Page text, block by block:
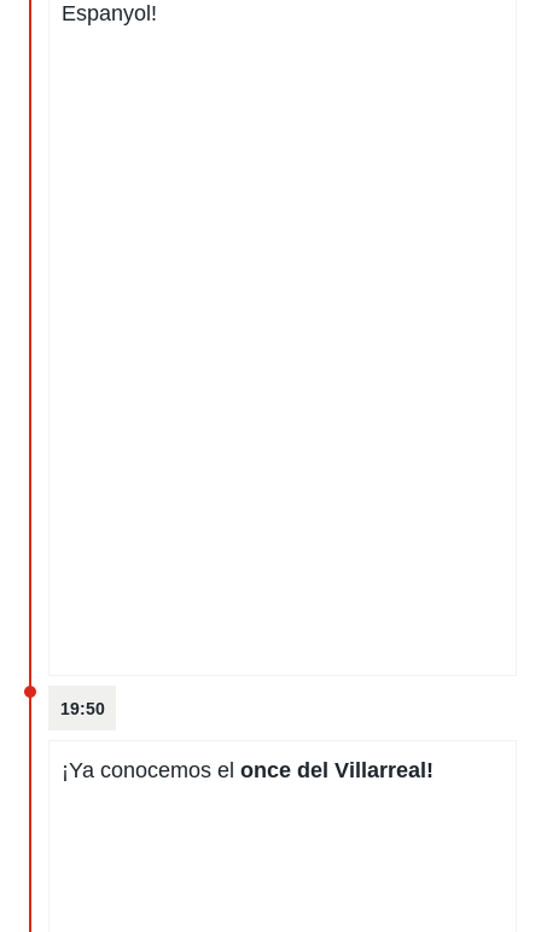
Espanyol!
19:50
¡Ya conocemos el once del Villarreal !